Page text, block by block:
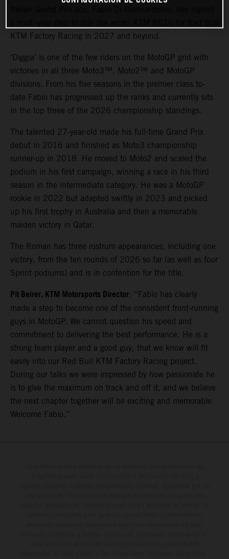
KTM Factory Racing in 2027 and beyond.
‘Diggia’ is one of the few riders on the MotoGP grid with
victories in all three Moto3™, Moto2™ and MotoGP
divisions. From his five seasons in the premier class to-
date Fabio has progressed up the ranks and currently sits
in the top three of the 2026 championship standings.
The talented 27-year-old made his full-time Grand Prix
debut in 2016 and finished as Moto3 championship
runner-up in 2018. He moved to Moto2 and scaled the
podium in his first campaign, winning a race in his third
season in the intermediate category. He was a MotoGP
rookie in 2022 but adapted swiftly in 2023 and picked
up his first trophy in Australia and then a memorable
maiden victory in Qatar.
The Roman has three rostrum appearances, including one
victory, from the ten rounds of 2026 so far (as well as four
Sprint podiums) and is in contention for the title.
Pit Beirer, KTM Motorsports Director: “Fabio has clearly
made a step to become one of the consistent front-running
guys in MotoGP. We cannot question his speed and
commitment to delivering the best performance. He is a
strong team player and a good guy, that we know will fit
easily into our Red Bull KTM Factory Racing project.
During our talks we were impressed by how passionate he
is to give the maximum on track and off it, and we believe
the next chapter together will be exciting and memorable.
Welcome Fabio.”